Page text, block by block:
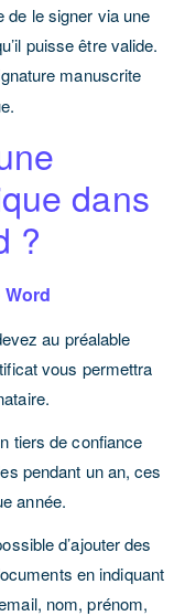
de le signer via une
puisse être valide.
manuscrite
dans
?
au préalable
vous permettra
tiers de confiance
pendant un an, ces
année.
d’ajouter des
en indiquant
nom, prénom,